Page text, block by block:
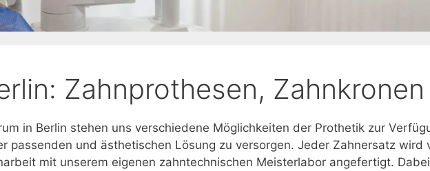
Zahnprothesen, Zahnkronen
in Berlin stehen uns verschiedene Möglichkeiten der Prothetik zur
passenden und ästhetischen Lösung zu versorgen. Jeder Zahnersatz wird
mit unserem eigenen zahntechnischen Meisterlabor angefertigt.